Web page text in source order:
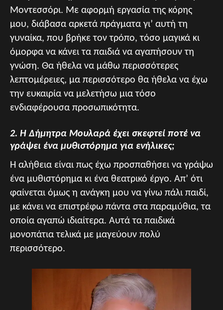
Μοντεσσόρι. Με αφορμή εργασία της κόρης
μου, διάβασα αρκετά πράγματα γι’ αυτή τη
γυναίκα, που βρήκε τον τρόπο, τόσο μαγικά κι
όμορφα να κάνει τα παιδιά να αγαπήσουν τη
γνώση. Θα ήθελα να μάθω περισσότερες
λεπτομέρειες, μα περισσότερο θα ήθελα να έχω
την ευκαιρία να μελετήσω μια τόσο
ενδιαφέρουσα προσωπικότητα.
2. Η Δήμητρα Μουλαρά έχει σκεφτεί ποτέ να
γράψει ένα μυθιστόρημα για ενήλικες;
Η αλήθεια είναι πως έχω προσπαθήσει να γράψω
ένα μυθιστόρημα κι ένα θεατρικό έργο. Απ’ ότι
φαίνεται όμως η ανάγκη μου να γίνω πάλι παιδί,
με κάνει να επιστρέφω πάντα στα παραμύθια, τα
οποία αγαπώ ιδιαίτερα. Αυτά τα παιδικά
μονοπάτια τελικά με μαγεύουν πολύ
περισσότερο.